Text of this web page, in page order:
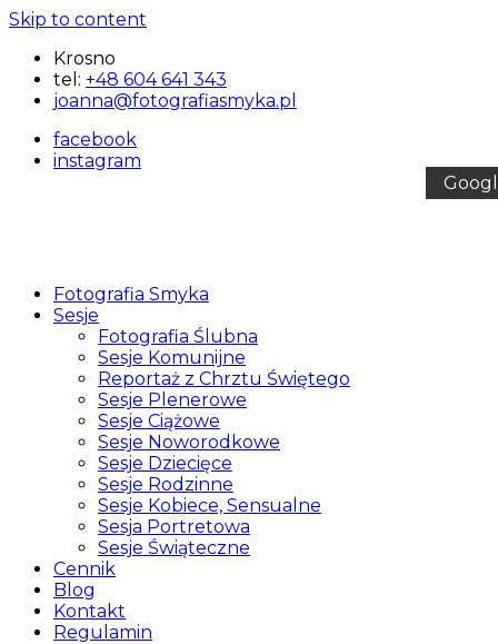
Skip to content
Krosno
tel: +48 604 641 343
joanna@fotografiasmyka.pl
facebook
instagram
Fotografia
Fotograf
Urbanek
Fotografia Smyka
Sesje
Fotografia Ślubna
Sesje Komunijne
Reportaż z Chrztu Świętego
Sesje Plenerowe
Sesje Ciążowe
Sesje Noworodkowe
Sesje Dziecięce
Sesje Rodzinne
Sesje Kobiece, Sensualne
Sesja Portretowa
Sesje Świąteczne
Cennik
Blog
Kontakt
Regulamin